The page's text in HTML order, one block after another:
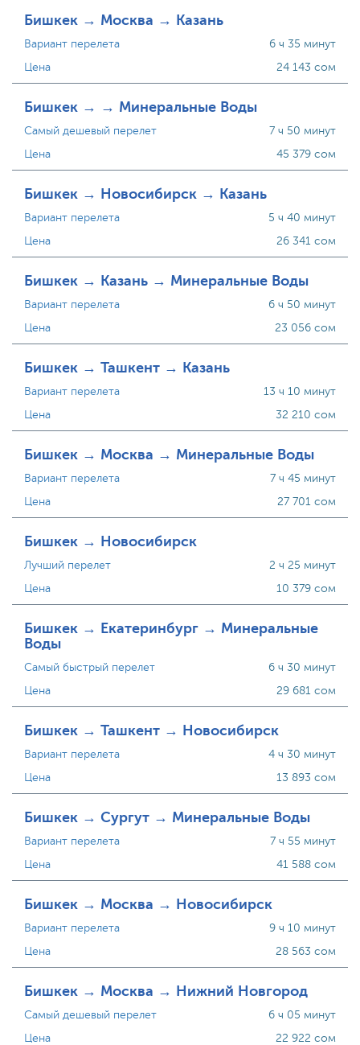
Бишкек → Москва → Казань
Вариант перелета
Цена
6 ч 35 минут
24 143 сом
Бишкек → → Минеральные Воды
Самый дешевый перелет
Цена
7 ч 50 минут
45 379 сом
Бишкек → Новосибирск → Казань
Вариант перелета
Цена
5 ч 40 минут
26 341 сом
Бишкек → Казань → Минеральные Воды
Вариант перелета
Цена
6 ч 50 минут
23 056 сом
Бишкек → Ташкент → Казань
Вариант перелета
Цена
13 ч 10 минут
32 210 сом
Бишкек → Москва → Минеральные Воды
Вариант перелета
Цена
7 ч 45 минут
27 701 сом
Бишкек → Новосибирск
Лучший перелет
Цена
2 ч 25 минут
10 379 сом
Бишкек → Екатеринбург → Минеральные
Воды
Самый быстрый перелет
Цена
6 ч 30 минут
29 681 сом
Бишкек → Ташкент → Новосибирск
Вариант перелета
Цена
4 ч 30 минут
13 893 сом
Бишкек → Сургут → Минеральные Воды
Вариант перелета
Цена
7 ч 55 минут
41 588 сом
Бишкек → Москва → Новосибирск
Вариант перелета
Цена
9 ч 10 минут
28 563 сом
Бишкек → Москва → Нижний Новгород
Самый дешевый перелет
Цена
6 ч 05 минут
22 922 сом